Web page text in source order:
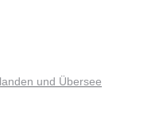
und Übersee